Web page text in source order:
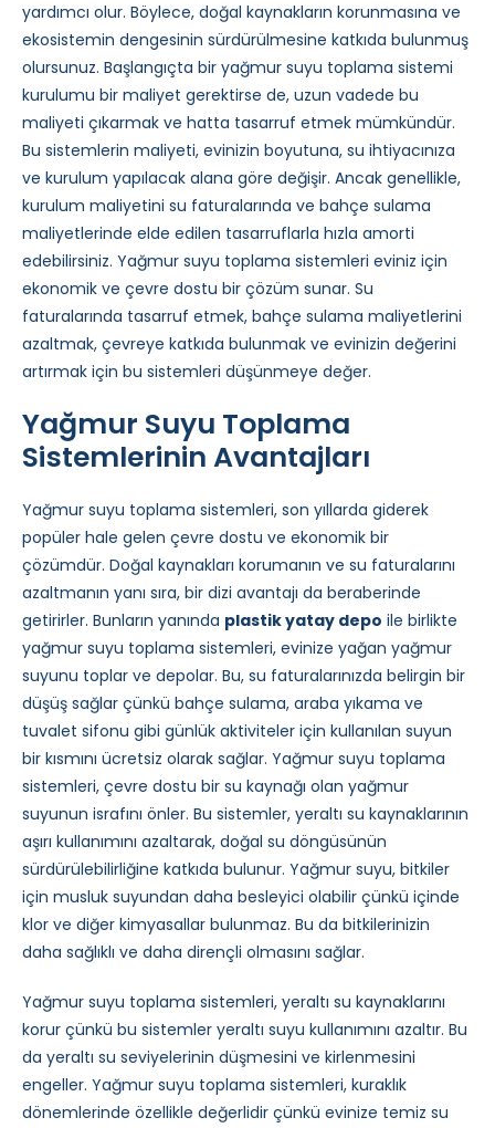
yardımcı olur. Böylece, doğal kaynakların korunmasına ve
ekosistemin dengesinin sürdürülmesine katkıda bulunmuş
olursunuz. Başlangıçta bir yağmur suyu toplama sistemi
kurulumu bir maliyet gerektirse de, uzun vadede bu
maliyeti çıkarmak ve hatta tasarruf etmek mümkündür.
Bu sistemlerin maliyeti, evinizin boyutuna, su ihtiyacınıza
ve kurulum yapılacak alana göre değişir. Ancak genellikle,
kurulum maliyetini su faturalarında ve bahçe sulama
maliyetlerinde elde edilen tasarruflarla hızla amorti
edebilirsiniz. Yağmur suyu toplama sistemleri eviniz için
ekonomik ve çevre dostu bir çözüm sunar. Su
faturalarında tasarruf etmek, bahçe sulama maliyetlerini
azaltmak, çevreye katkıda bulunmak ve evinizin değerini
artırmak için bu sistemleri düşünmeye değer.
Yağmur Suyu Toplama
Sistemlerinin Avantajları
Yağmur suyu toplama sistemleri, son yıllarda giderek
popüler hale gelen çevre dostu ve ekonomik bir
çözümdür. Doğal kaynakları korumanın ve su faturalarını
azaltmanın yanı sıra, bir dizi avantajı da beraberinde
getirirler. Bunların yanında plastik yatay depo ile birlikte
yağmur suyu toplama sistemleri, evinize yağan yağmur
suyunu toplar ve depolar. Bu, su faturalarınızda belirgin bir
düşüş sağlar çünkü bahçe sulama, araba yıkama ve
tuvalet sifonu gibi günlük aktiviteler için kullanılan suyun
bir kısmını ücretsiz olarak sağlar. Yağmur suyu toplama
sistemleri, çevre dostu bir su kaynağı olan yağmur
suyunun israfını önler. Bu sistemler, yeraltı su kaynaklarının
aşırı kullanımını azaltarak, doğal su döngüsünün
sürdürülebilirliğine katkıda bulunur. Yağmur suyu, bitkiler
için musluk suyundan daha besleyici olabilir çünkü içinde
klor ve diğer kimyasallar bulunmaz. Bu da bitkilerinizin
daha sağlıklı ve daha dirençli olmasını sağlar.
Yağmur suyu toplama sistemleri, yeraltı su kaynaklarını
korur çünkü bu sistemler yeraltı suyu kullanımını azaltır. Bu
da yeraltı su seviyelerinin düşmesini ve kirlenmesini
engeller. Yağmur suyu toplama sistemleri, kuraklık
dönemlerinde özellikle değerlidir çünkü evinize temiz su